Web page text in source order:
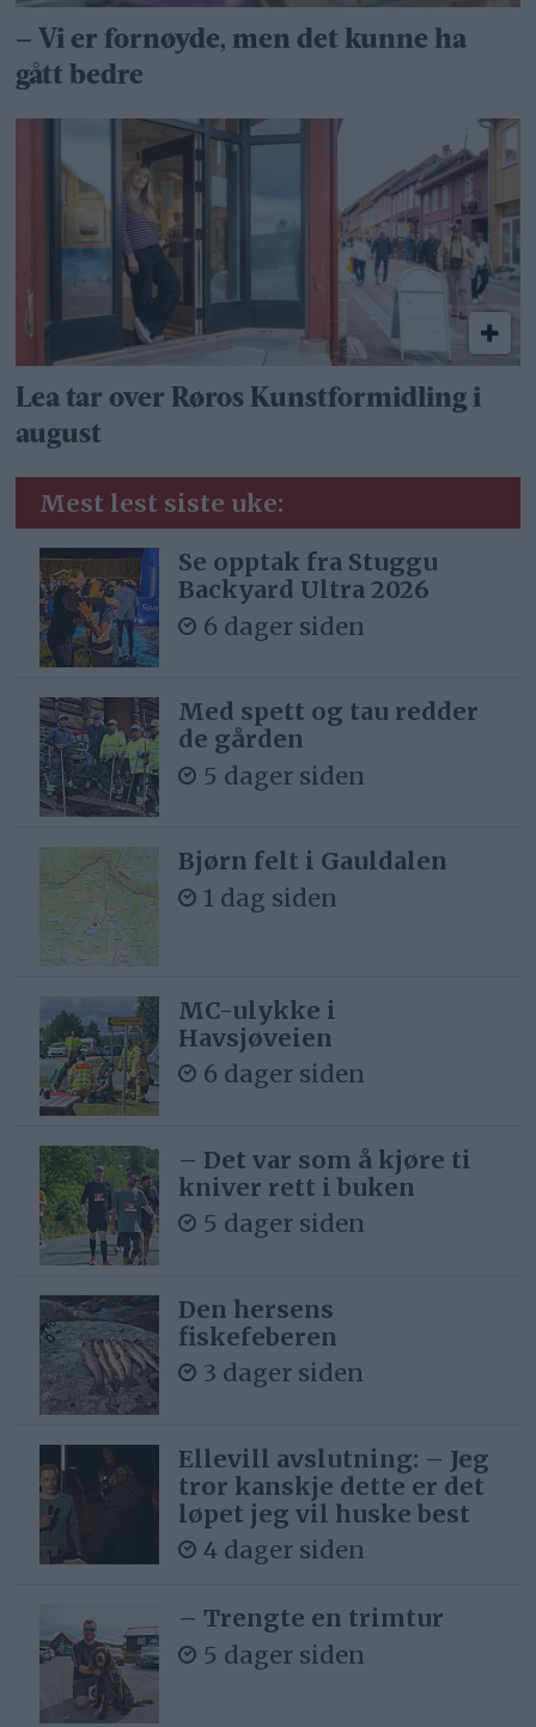
– Vi er fornøyde, men det kunne ha
gått bedre
Lea tar over Røros Kunstformidling i
august
Mest lest siste uke:
Se opptak fra Stuggu
Backyard Ultra 2026
6 dager siden
Med spett og tau redder
de gården
5 dager siden
Bjørn felt i Gauldalen
1 dag siden
MC-ulykke i
Havsjøveien
6 dager siden
– Det var som å kjøre ti
kniver rett i buken
5 dager siden
Den hersens
fiskefeberen
3 dager siden
Ellevill avslutning: – Jeg
tror kanskje dette er det
løpet jeg vil huske best
4 dager siden
– Trengte en trimtur
5 dager siden